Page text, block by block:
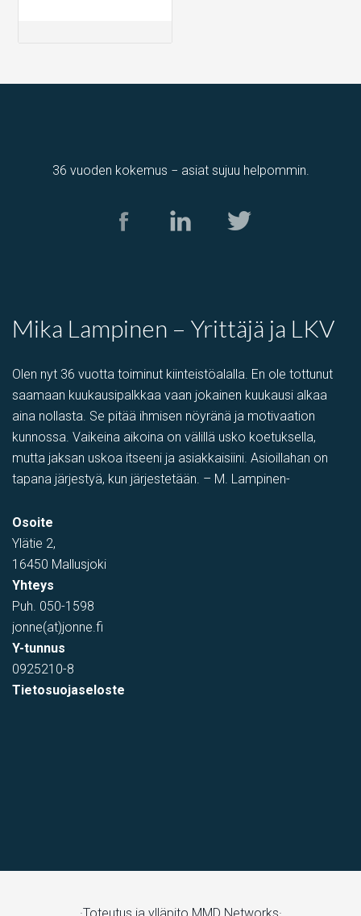
36 vuoden kokemus − asiat sujuu helpommin.
Mika Lampinen – Yrittäjä ja LKV
Olen nyt 36 vuotta toiminut kiinteistöalalla. En ole tottunut
saamaan kuukausipalkkaa vaan jokainen kuukausi alkaa
aina nollasta. Se pitää ihmisen nöyränä ja motivaation
kunnossa. Vaikeina aikoina on välillä usko koetuksella,
mutta jaksan uskoa itseeni ja asiakkaisiini. Asioillahan on
tapana järjestyä, kun järjestetään. – M. Lampinen-
Osoite
Ylätie 2,
16450 Mallusjoki
Yhteys
Puh. 050-1598
jonne(at)jonne.fi
Y-tunnus
0925210-8
Tietosuojaseloste